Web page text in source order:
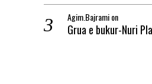
Agim.Bajramion
Grua e bukur-Nuri